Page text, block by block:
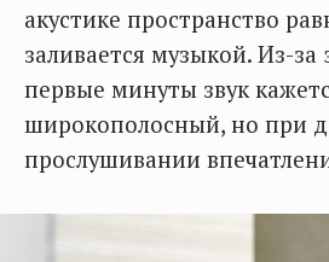
акустике пространство
заливается музыкой. Из-за
первые минуты звук
широкополосный, но при
прослушивании